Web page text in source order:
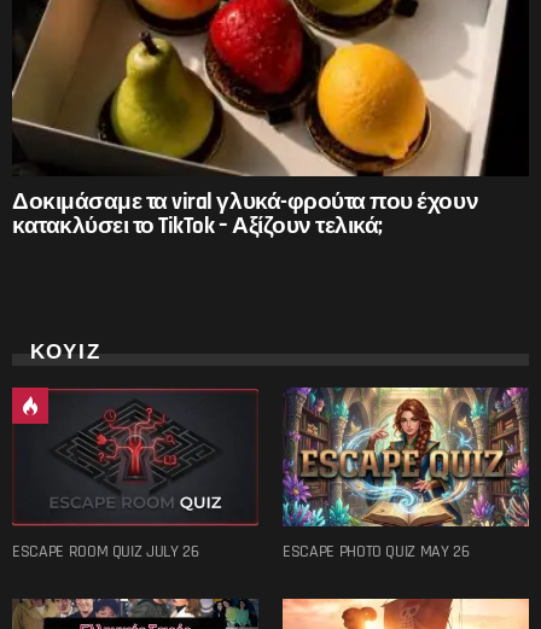
Δοκιμάσαμε τα viral γλυκά-φρούτα που έχουν
κατακλύσει το TikTok – Αξίζουν τελικά;
ΚΟΥΙΖ
ESCAPE ROOM QUIZ JULY 26 ESCAPE PHOTO QUIZ MAY 26